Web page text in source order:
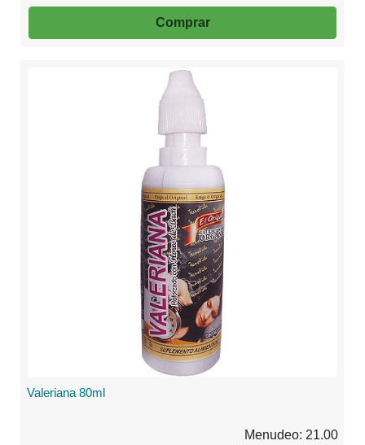
Comprar
Valeriana 80ml
Menudeo: 21.00